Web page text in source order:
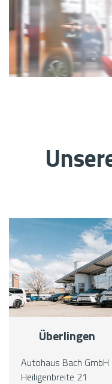
Überlingen
Autohaus Bach GmbH
Heiligenbreite 21